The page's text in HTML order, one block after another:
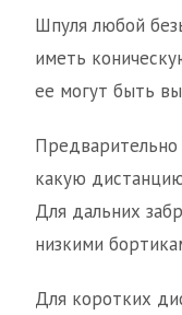
Шпуля любой
иметь
ее могут быть
какую
Для дальних
низкими
Для коротких